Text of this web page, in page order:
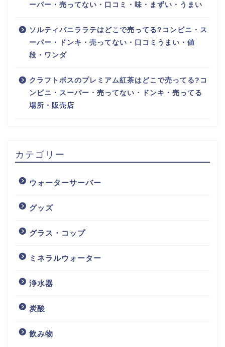
ーパー・売ってない・口コミ・味・まずい・うまい
ソルティバニララテはどこで売ってる?コンビニ・ス
ーパー・ドンキ・売ってない・口コミうまい・値
段・ワンダ
クラフトボスのプレミアム紅茶はどこで売ってる?コ
ンビニ・スーパー・売ってない・ドンキ・売ってる
場所・販売店
カテゴリー
ウォーターサーバー
グッズ
グラス・コップ
ミネラルウォーター
浄水器
炭酸
飲み物